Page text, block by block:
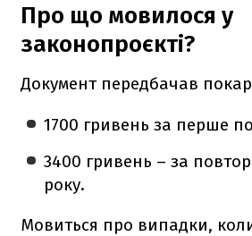
Про що мовилося у
законопроєкті?
Документ передбачав
1700 гривень за перше
3400 гривень – за
року.
Мовиться про випадки,